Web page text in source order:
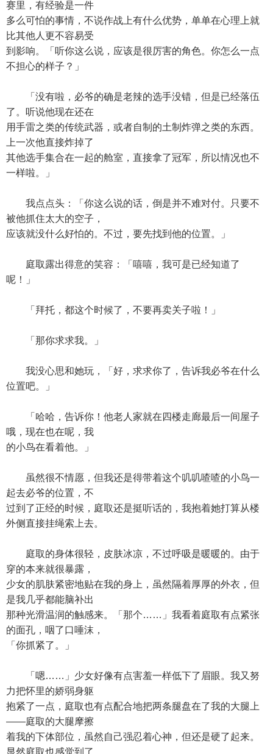
赛里，有经验是一件
多么可怕的事情，不说作战上有什么优势，单单在心理上就
比其他人更不容易受
到影响。「听你这么说，应该是很厉害的角色。你怎么一点
不担心的样子？」
「没有啦，必爷的确是老辣的选手没错，但是已经落伍
了。听说他现在还在
用手雷之类的传统武器，或者自制的土制炸弹之类的东西。
上一次他直接炸掉了
其他选手集合在一起的舱室，直接拿了冠军，所以情况也不
一样啦。」
我点点头：「你这么说的话，倒是并不难对付。只要不
被他抓住太大的空子，
应该就没什么好怕的。不过，要先找到他的位置。」
庭取露出得意的笑容：「嘻嘻，我可是已经知道了
呢！」
「拜托，都这个时候了，不要再卖关子啦！」
「那你求求我。」
我没心思和她玩，「好，求求你了，告诉我必爷在什么
位置吧。」
「哈哈，告诉你！他老人家就在四楼走廊最后一间屋子
哦，现在也在呢，我
的小鸟在看着他。」
虽然很不情愿，但我还是得带着这个叽叽喳喳的小鸟一
起去必爷的位置，不
过到了正经的时候，庭取还是挺听话的，我抱着她打算从楼
外侧直接挂绳索上去。
庭取的身体很轻，皮肤冰凉，不过呼吸是暖暖的。由于
穿的本来就很暴露，
少女的肌肤紧密地贴在我的身上，虽然隔着厚厚的外衣，但
是我几乎都能脑补出
那种光滑温润的触感来。「那个……」我看着庭取有点紧张
的面孔，咽了口唾沫，
「你抓紧了。」
「嗯……」少女好像有点害羞一样低下了眉眼。我又努
力把怀里的娇弱身躯
抱紧了一点，庭取也有点配合地把两条腿盘在了我的大腿上
——庭取的大腿摩擦
着我的下体部位，虽然自己强忍着心神，但还是硬了起来。
显然庭取也感觉到了